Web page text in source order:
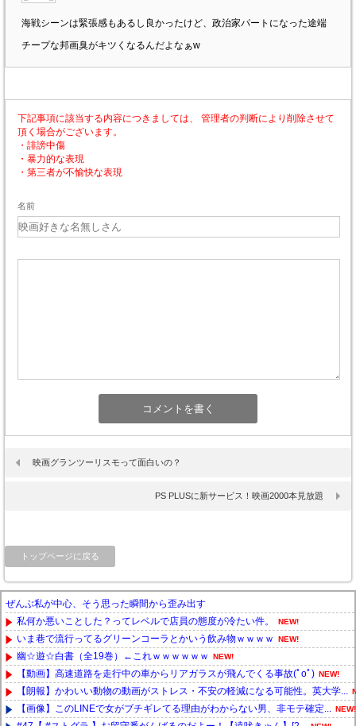
海戦シーンは緊張感もあるし良かったけど、政治家パートになった途端
チープな邦画臭がキツくなるんだよなぁw
下記事項に該当する内容につきましては、 管理者の判断により削除させて
頂く場合がございます。
・誹謗中傷
・暴力的な表現
・第三者が不愉快な表現
名前
映画グランツーリスモって面白いの？
PS PLUSに新サービス！映画2000本見放題
トップページに戻る
ぜんぶ私が中心、そう思った瞬間から歪み出す
私何か悪いことした？ってレベルで店員の態度が冷たい件。
NEW!
いま巷で流行ってるグリーンコーラとかいう飲み物ｗｗｗｗ NEW!
幽☆遊☆白書（全19巻）←これｗｗｗｗｗｗ NEW!
【動画】高速道路を走行中の車からリアガラスが飛んでくる事故(ﾟoﾟ) NEW!
【朗報】かわいい動物の動画がストレス・不安の軽減になる可能性。英大学...
【画像】このLINEで女がブチギレてる理由がわからない男、非モテ確定... NEW!